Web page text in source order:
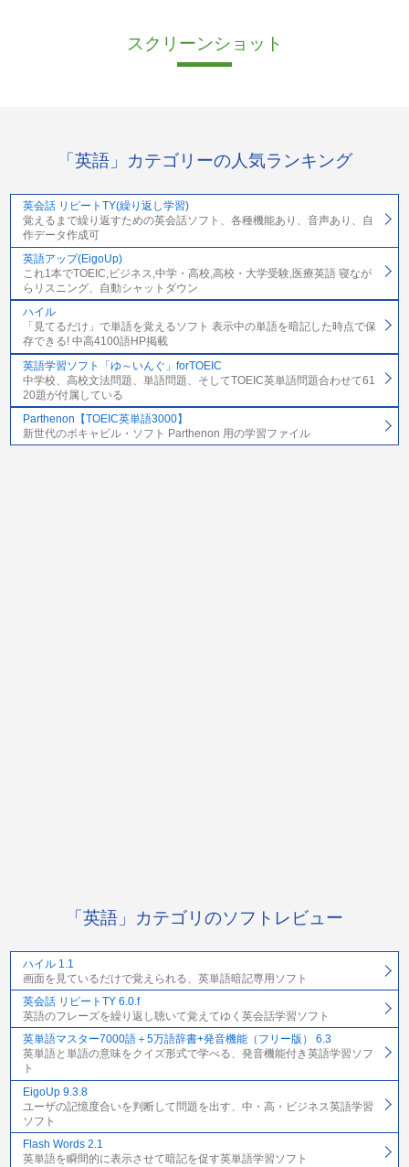
スクリーンショット
「英語」カテゴリーの人気ランキング
英会話 リピートTY(繰り返し学習)
覚えるまで繰り返すための英会話ソフト、各種機能あり、音声あり、自
作データ作成可
英語アップ(EigoUp)
これ1本でTOEIC,ビジネス,中学・高校,高校・大学受験,医療英語 寝なが
らリスニング、自動シャットダウン
ハイル
「見てるだけ」で単語を覚えるソフト 表示中の単語を暗記した時点で保
存できる! 中高4100語HP掲載
英語学習ソフト「ゆ～いんぐ」forTOEIC
中学校、高校文法問題、単語問題、そしてTOEIC英単語問題合わせて61
20題が付属している
Parthenon【TOEIC英単語3000】
新世代のボキャビル・ソフト Parthenon 用の学習ファイル
「英語」カテゴリのソフトレビュー
ハイル 1.1
画面を見ているだけで覚えられる、英単語暗記専用ソフト
英会話 リピートTY 6.0.f
英語のフレーズを繰り返し聴いて覚えてゆく英会話学習ソフト
英単語マスター7000語＋5万語辞書+発音機能（フリー版） 6.3
英単語と単語の意味をクイズ形式で学べる、発音機能付き英語学習ソフ
ト
EigoUp 9.3.8
ユーザの記憶度合いを判断して問題を出す、中・高・ビジネス英語学習
ソフト
Flash Words 2.1
英単語を瞬間的に表示させて暗記を促す英単語学習ソフト